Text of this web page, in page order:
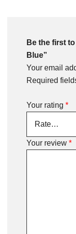
Be the first
Blue”
Your email
Required
Your rating *
Your review *